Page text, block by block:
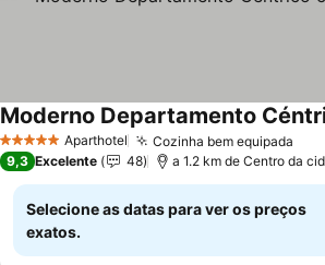
5 Estrelas Aparthotel Cozinha bem equipada
Ver preços
9,3 Excelente 48 a 1.2 km de Centro da
Selecione as datas para ver os preços
exatos.